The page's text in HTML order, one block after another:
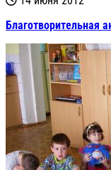
Благотворительная